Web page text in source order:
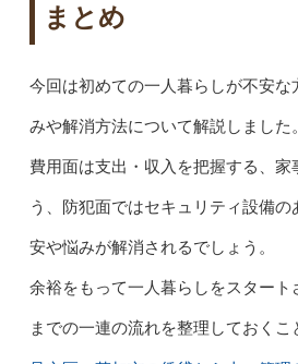
まとめ
今回は初めての一人暮らしが不安な
みや解消方法について解説しました。
費用面は支出・収入を把握する、家
う、防犯面ではセキュリティ設備
安や悩みが解消されるでしょう。
余裕をもって一人暮らしをスタート
までの一連の流れを整理しておくこ